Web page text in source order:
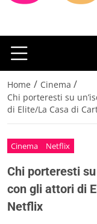
Home / Cinema /
Chi porteresti su
di Elite/La Casa di
Cinema Netflix
Chi porteresti
con gli attori di
Netflix